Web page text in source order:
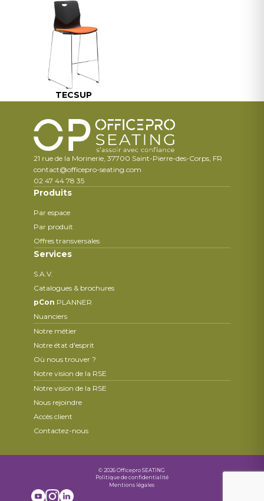
TECSUP
21 rue de la Morinerie, 37700 Saint-Pierre-des-Corps, FR
contact@officepro-seating.com
02 47 44 78 35
Produits
Par espace
Par produit
Offres transversales
Services
S.A.V.
Catalogues & brochures
pCon PLANNER
Nuanciers
Notre métier
Notre état d'esprit
Où nous trouver ?
Notre vision de la RSE
Notre vision de la RSE
Nous rejoindre
Accès client
Contactez-nous
© 2026 Officepro SEATING
Politique de confidentialité
Mentions légales